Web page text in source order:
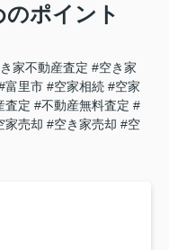
ポイント
家不動産査定 #空き家
富里市 #空家相続 #空家
査定 #不動産無料査定 #
家売却 #空き家売却 #空